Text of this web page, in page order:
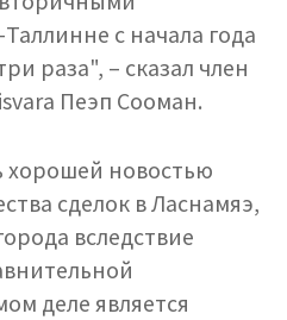
с начала года
раза", – сказал член
Пеэп Сооман.
хорошей новостью
сделок в Ласнамяэ,
вследствие
деле является